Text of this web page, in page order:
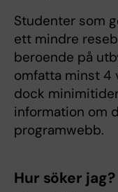
Studenter som
ett mindre
beroende på
omfatta minst 4
dock
information om
programwebb.
Hur söker jag?